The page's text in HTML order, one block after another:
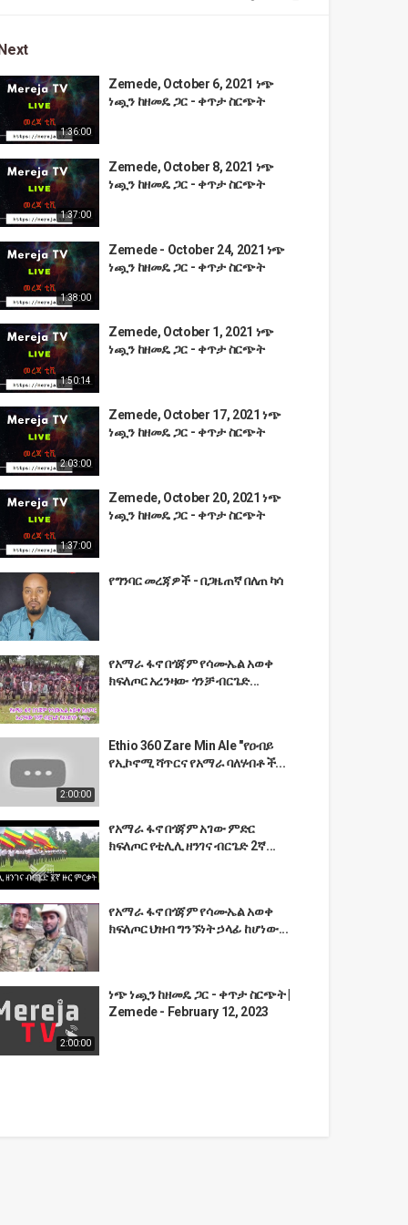
1:36:00
Zemede, October 6, 2021 ነጭ
ነጯን ከዘመዴ ጋር - ቀጥታ ስርጭት
1:37:00
Zemede, October 8, 2021 ነጭ
ነጯን ከዘመዴ ጋር - ቀጥታ ስርጭት
1:38:00
Zemede - October 24, 2021 ነጭ
ነጯን ከዘመዴ ጋር - ቀጥታ ስርጭት
1:50:14
Zemede, October 1, 2021 ነጭ
ነጯን ከዘመዴ ጋር - ቀጥታ ስርጭት
2:03:00
Zemede, October 17, 2021 ነጭ
ነጯን ከዘመዴ ጋር - ቀጥታ ስርጭት
1:37:00
Zemede, October 20, 2021 ነጭ
ነጯን ከዘመዴ ጋር - ቀጥታ ስርጭት
የግንባር መረጃዎች - በጋዜጠኛ በለጠ ካሳ
የአማራ ፋኖ በጎጃም የሳሙኤል አወቀ
ክፍለጦር አረንዛው ጎንቻ ብርጌድ...
2:00:00
Ethio 360 Zare Min Ale "የዐብይ
የኢኮኖሚ ሻጥርና የአማራ ባለሃብቶች...
የአማራ ፋኖ በጎጃም አገው ምድር
ክፍለጦር የቲሊሊ ዘንገና ብርጌድ 2ኛ...
የአማራ ፋኖ በጎጃም የሳሙኤል አወቀ
ክፍለጦር ህዝብ ግንኙነት ኃላፊ ከሆነው...
2:00:00
ነጭ ነጯን ከዘመዴ ጋር - ቀጥታ ስርጭት |
Zemede - February 12, 2023